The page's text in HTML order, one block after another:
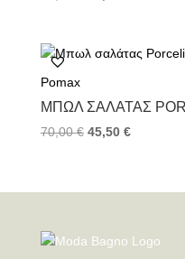
Pomax
ΜΠΩΛ ΣΑΛΆΤΑΣ
70,00€ 45,50 €